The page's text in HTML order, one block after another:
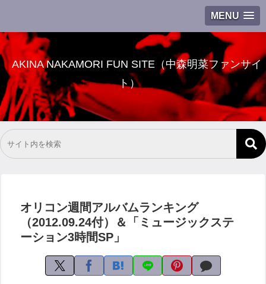
MENU
AKINA NAKAMORI FUN SITE（中森明菜ファンサイ
ト）
オリコン週間アルバムランキング
（2012.09.24付）＆「ミュージックステ
ーション3時間SP」